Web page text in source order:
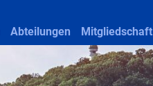
Abteilungen Mitgliedschaft